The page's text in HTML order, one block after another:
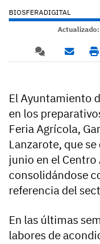
BIOSFERADIGITAL
Actualizado:
El Ayuntamiento
en los
Feria Agrícola,
Lanzarote, que
junio en el
consolidándose
referencia del
En las últimas
labores de